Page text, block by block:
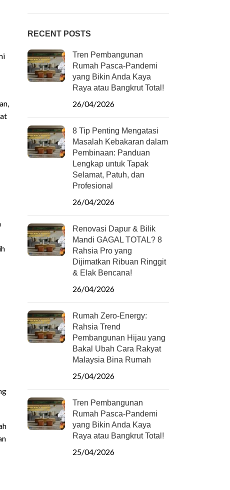
RECENT POSTS
Tren Pembangunan
Rumah Pasca-Pandemi
yang Bikin Anda Kaya
Raya atau Bangkrut Total!
26/04/2026
8 Tip Penting Mengatasi
Masalah Kebakaran dalam
Pembinaan: Panduan
Lengkap untuk Tapak
Selamat, Patuh, dan
Profesional
26/04/2026
Renovasi Dapur & Bilik
Mandi GAGAL TOTAL? 8
Rahsia Pro yang
Dijimatkan Ribuan Ringgit
& Elak Bencana!
26/04/2026
Rumah Zero-Energy:
Rahsia Trend
Pembangunan Hijau yang
Bakal Ubah Cara Rakyat
Malaysia Bina Rumah
25/04/2026
Tren Pembangunan
Rumah Pasca-Pandemi
yang Bikin Anda Kaya
Raya atau Bangkrut Total!
25/04/2026